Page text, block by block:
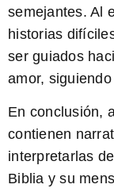
semejantes. Al
historias
ser guiados
amor,
En conclusión,
contienen
interpretarlas
Biblia y su